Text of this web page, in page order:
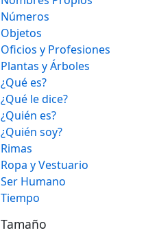
Números
Objetos
Oficios y Profesiones
Plantas y Árboles
¿Qué es?
¿Qué le dice?
¿Quién es?
¿Quién soy?
Rimas
Ropa y Vestuario
Ser Humano
Tiempo
Tamaño